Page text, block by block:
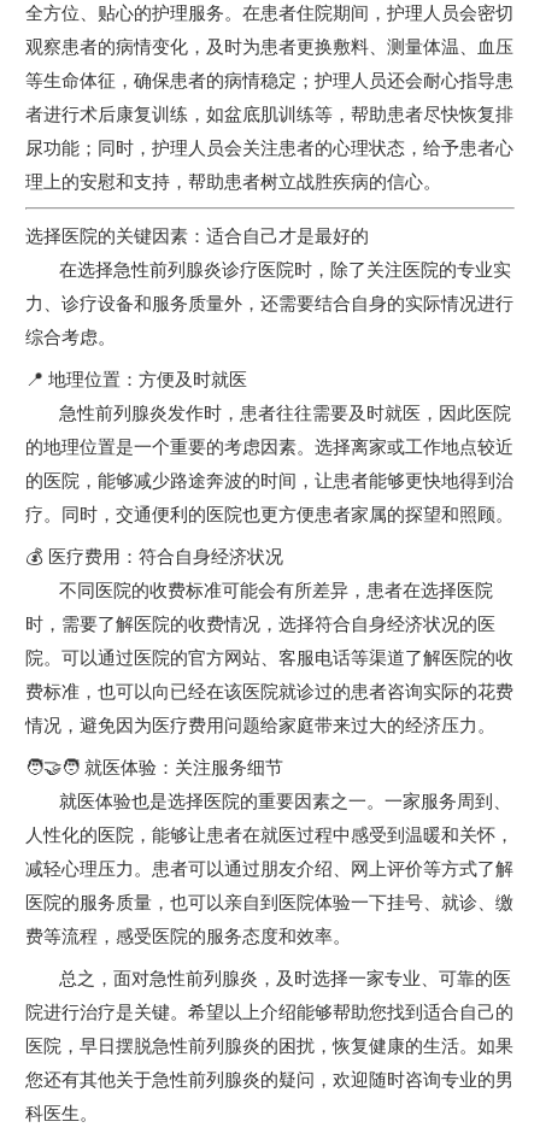
全方位、贴心的护理服务。在患者住院期间，护理人员会密切
观察患者的病情变化，及时为患者更换敷料、测量体温、血压
等生命体征，确保患者的病情稳定；护理人员还会耐心指导患
者进行术后康复训练，如盆底肌训练等，帮助患者尽快恢复排
尿功能；同时，护理人员会关注患者的心理状态，给予患者心
理上的安慰和支持，帮助患者树立战胜疾病的信心。
选择医院的关键因素：适合自己才是最好的
在选择急性前列腺炎诊疗医院时，除了关注医院的专业实
力、诊疗设备和服务质量外，还需要结合自身的实际情况进行
综合考虑。
📍 地理位置：方便及时就医
急性前列腺炎发作时，患者往往需要及时就医，因此医院
的地理位置是一个重要的考虑因素。选择离家或工作地点较近
的医院，能够减少路途奔波的时间，让患者能够更快地得到治
疗。同时，交通便利的医院也更方便患者家属的探望和照顾。
💰 医疗费用：符合自身经济状况
不同医院的收费标准可能会有所差异，患者在选择医院
时，需要了解医院的收费情况，选择符合自身经济状况的医
院。可以通过医院的官方网站、客服电话等渠道了解医院的收
费标准，也可以向已经在该医院就诊过的患者咨询实际的花费
情况，避免因为医疗费用问题给家庭带来过大的经济压力。
🧑🤝🧑 就医体验：关注服务细节
就医体验也是选择医院的重要因素之一。一家服务周到、
人性化的医院，能够让患者在就医过程中感受到温暖和关怀，
减轻心理压力。患者可以通过朋友介绍、网上评价等方式了解
医院的服务质量，也可以亲自到医院体验一下挂号、就诊、缴
费等流程，感受医院的服务态度和效率。
总之，面对急性前列腺炎，及时选择一家专业、可靠的医
院进行治疗是关键。希望以上介绍能够帮助您找到适合自己的
医院，早日摆脱急性前列腺炎的困扰，恢复健康的生活。如果
您还有其他关于急性前列腺炎的疑问，欢迎随时咨询专业的男
科医生。